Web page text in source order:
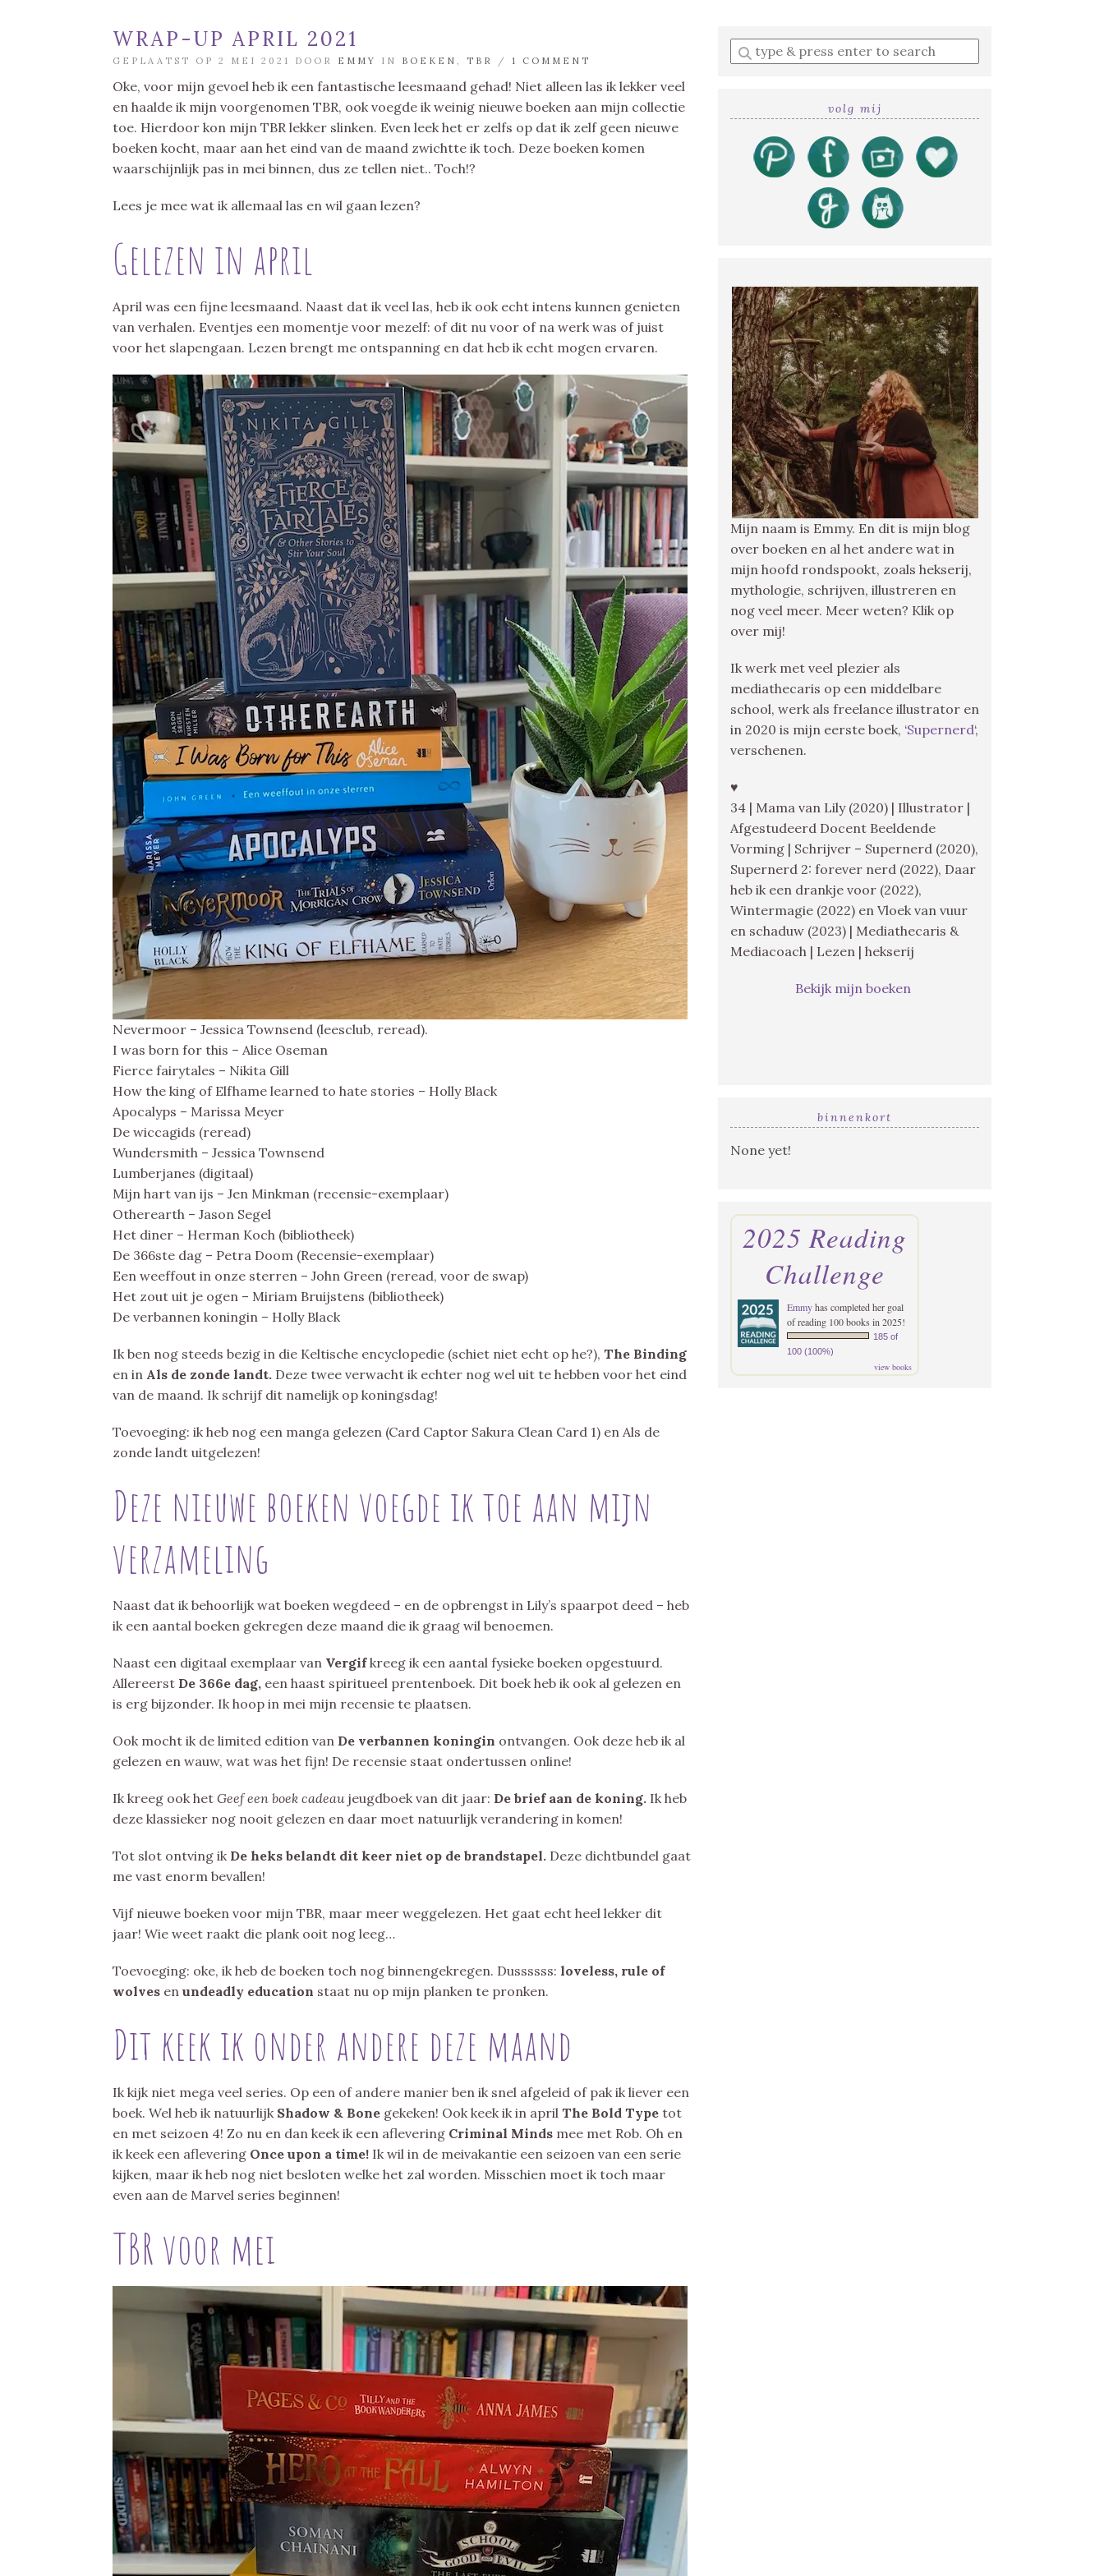
WRAP-UP APRIL 2021
GEPLAATST OP 2 MEI 2021 DOOR EMMY IN BOEKEN , TBR / 1 COMMENT
Oke, voor mijn gevoel heb ik een fantastische leesmaand gehad! Niet alleen las ik lekker veel
en haalde ik mijn voorgenomen TBR, ook voegde ik weinig nieuwe boeken aan mijn collectie
toe. Hierdoor kon mijn TBR lekker slinken. Even leek het er zelfs op dat ik zelf geen nieuwe
boeken kocht, maar aan het eind van de maand zwichtte ik toch. Deze boeken komen
waarschijnlijk pas in mei binnen, dus ze tellen niet.. Toch!?
Lees je mee wat ik allemaal las en wil gaan lezen?
Gelezen in april
April was een fijne leesmaand. Naast dat ik veel las, heb ik ook echt intens kunnen genieten
van verhalen. Eventjes een momentje voor mezelf: of dit nu voor of na werk was of juist
voor het slapengaan. Lezen brengt me ontspanning en dat heb ik echt mogen ervaren.
Nevermoor – Jessica Townsend (leesclub, reread).
I was born for this – Alice Oseman
Fierce fairytales – Nikita Gill
How the king of Elfhame learned to hate stories – Holly Black
Apocalyps – Marissa Meyer
De wiccagids (reread)
Wundersmith – Jessica Townsend
Lumberjanes (digitaal)
Mijn hart van ijs – Jen Minkman (recensie-exemplaar)
Otherearth – Jason Segel
Het diner – Herman Koch (bibliotheek)
De 366ste dag – Petra Doom (Recensie-exemplaar)
Een weeffout in onze sterren – John Green (reread, voor de swap)
Het zout uit je ogen – Miriam Bruijstens (bibliotheek)
De verbannen koningin – Holly Black
Ik ben nog steeds bezig in die Keltische encyclopedie (schiet niet echt op he?), The Binding
en in Als de zonde landt. Deze twee verwacht ik echter nog wel uit te hebben voor het eind
van de maand. Ik schrijf dit namelijk op koningsdag!
Toevoeging: ik heb nog een manga gelezen (Card Captor Sakura Clean Card 1) en Als de
zonde landt uitgelezen!
Deze nieuwe boeken voegde ik toe aan mijn
verzameling
Naast dat ik behoorlijk wat boeken wegdeed – en de opbrengst in Lily’s spaarpot deed – heb
ik een aantal boeken gekregen deze maand die ik graag wil benoemen.
Naast een digitaal exemplaar van Vergifkreeg ik een aantal fysieke boeken opgestuurd.
Allereerst De 366e dag, een haast spiritueel prentenboek. Dit boek heb ik ook al gelezen en
is erg bijzonder. Ik hoop in mei mijn recensie te plaatsen.
Ook mocht ik de limited edition van De verbannen koningin ontvangen. Ook deze heb ik al
gelezen en wauw, wat was het fijn! De recensie staat ondertussen online!
Ik kreeg ook het Geef een boek cadeau jeugdboek van dit jaar: De brief aan de koning. Ik heb
deze klassieker nog nooit gelezen en daar moet natuurlijk verandering in komen!
Tot slot ontving ik De heks belandt dit keer niet op de brandstapel. Deze dichtbundel gaat
me vast enorm bevallen!
Vijf nieuwe boeken voor mijn TBR, maar meer weggelezen. Het gaat echt heel lekker dit
jaar! Wie weet raakt die plank ooit nog leeg…
Toevoeging: oke, ik heb de boeken toch nog binnengekregen. Dussssss: loveless, rule of
wolves en undeadly education staat nu op mijn planken te pronken.
Dit keek ik onder andere deze maand
Ik kijk niet mega veel series. Op een of andere manier ben ik snel afgeleid of pak ik liever een
boek. Wel heb ik natuurlijk Shadow & Bone gekeken! Ook keek ik in april The Bold Type tot
en met seizoen 4! Zo nu en dan keek ik een aflevering Criminal Minds mee met Rob. Oh en
ik keek een aflevering Once upon a time! Ik wil in de meivakantie een seizoen van een serie
kijken, maar ik heb nog niet besloten welke het zal worden. Misschien moet ik toch maar
even aan de Marvel series beginnen!
TBR voor mei
Enter
a
volg mij
Mijn naam is Emmy. En dit is mijn blog
over boeken en al het andere wat in
mijn hoofd rondspookt, zoals hekserij,
mythologie, schrijven, illustreren en
nog veel meer. Meer weten? Klik op
over mij!
Ik werk met veel plezier als
mediathecaris op een middelbare
school, werk als freelance illustrator en
in 2020 is mijn eerste boek, ‘Supernerd‘,
verschenen.
♥
34 | Mama van Lily (2020) | Illustrator |
Afgestudeerd Docent Beeldende
Vorming | Schrijver – Supernerd (2020),
Supernerd 2: forever nerd (2022), Daar
heb ik een drankje voor (2022),
Wintermagie (2022) en Vloek van vuur
en schaduw (2023) | Mediathecaris &
Mediacoach | Lezen | hekserij
Bekijk mijn boeken
binnenkort
None yet!
2025 Reading
Challenge
Emmyhas completed her goal
of reading 100 books in 2025!
185 of
100 (100%)
view books